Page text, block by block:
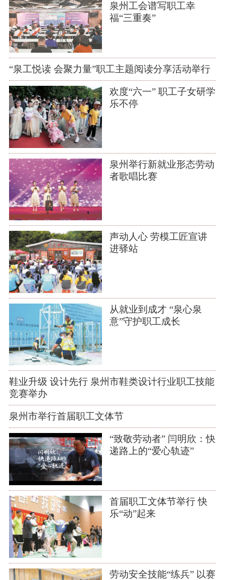
泉州工会谱写职工幸
福“三重奏”
“泉工悦读 会聚力量”职工主题阅读分享活动举行
欢度“六一” 职工子女研学
乐不停
泉州举行新就业形态劳动
者歌唱比赛
声动人心 劳模工匠宣讲
进驿站
从就业到成才 “泉心泉
意”守护职工成长
鞋业升级 设计先行 泉州市鞋类设计行业职工技能
竞赛举办
泉州市举行首届职工文体节
“致敬劳动者” 闫明欣：快
递路上的“爱心轨迹”
首届职工文体节举行 快
乐“动”起来
劳动安全技能“练兵” 以赛